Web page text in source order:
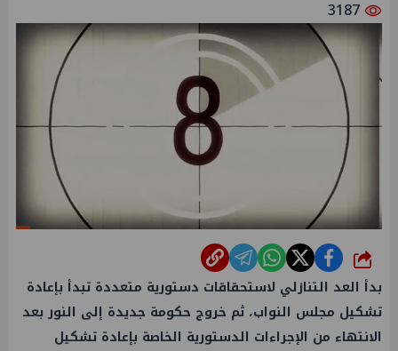
شارك
بدأ العد التنازلي لاستحقاقات دستورية متعددة تبدأ بإعادة
تشكيل مجلس النواب، ثم خروج حكومة جديدة إلى النور بعد
الانتهاء من الإجراءات الدستورية الخاصة بإعادة تشكيل